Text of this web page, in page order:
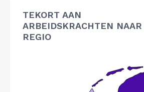
TEKORT AAN
ARBEIDSKRACHTEN NAAR
REGIO